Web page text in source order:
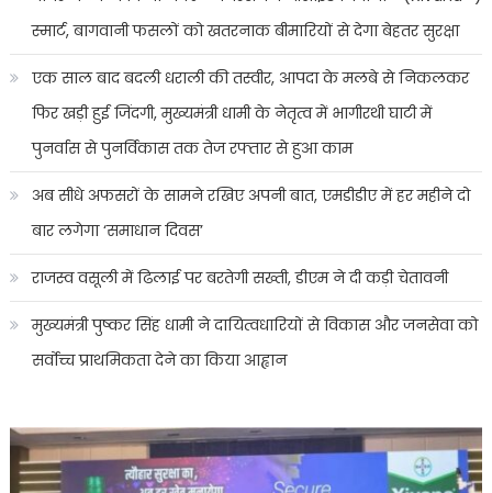
स्मार्ट, बागवानी फसलों को खतरनाक बीमारियों से देगा बेहतर सुरक्षा
एक साल बाद बदली धराली की तस्वीर, आपदा के मलबे से निकलकर
फिर खड़ी हुई जिंदगी, मुख्यमंत्री धामी के नेतृत्व में भागीरथी घाटी में
पुनर्वास से पुनर्विकास तक तेज रफ्तार से हुआ काम
अब सीधे अफसरों के सामने रखिए अपनी बात, एमडीडीए में हर महीने दो
बार लगेगा ‘समाधान दिवस’
राजस्व वसूली में ढिलाई पर बरतेगी सख्ती, डीएम ने दी कड़ी चेतावनी
मुख्यमंत्री पुष्कर सिंह धामी ने दायित्वधारियों से विकास और जनसेवा को
सर्वोच्च प्राथमिकता देने का किया आह्वान